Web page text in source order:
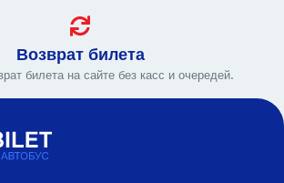
Возврат билета
билета на сайте без касс и очередей.